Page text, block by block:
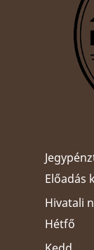
Előadás
Hivatali
Hétfő